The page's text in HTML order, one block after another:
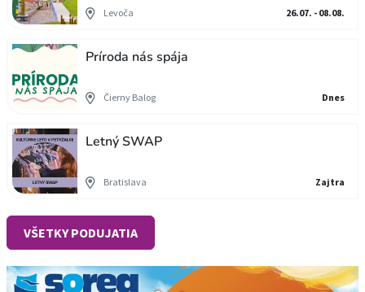
Levoča 26.07. - 08.08.
Príroda nás spája
Čierny Balog Dnes
Letný SWAP
Bratislava Zajtra
VŠETKY PODUJATIA